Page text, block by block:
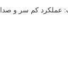
عملکرد کم سر و صدا